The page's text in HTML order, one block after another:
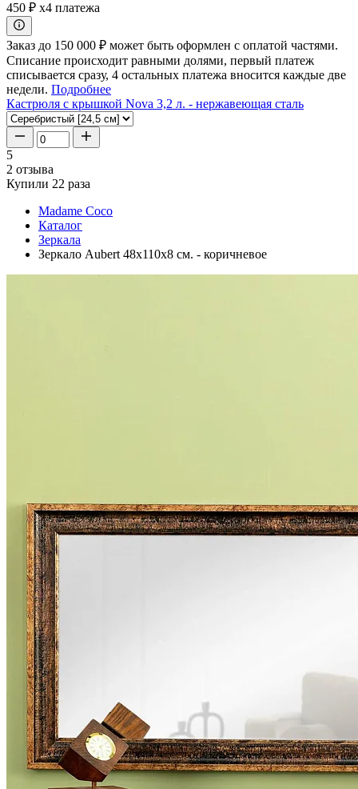
450 ₽ x4 платежа
Заказ до 150 000 ₽ может быть оформлен с оплатой частями.
Списание происходит равными долями, первый платеж
списывается сразу, 4 остальных платежа вносится каждые две
недели. Подробнее
Кастрюля с крышкой Nova 3,2 л. - нержавеющая сталь
5
2 отзыва
Купили 22 раза
Madame Coco
Каталог
Зеркала
Зеркало Aubert 48x110x8 см. - коричневое